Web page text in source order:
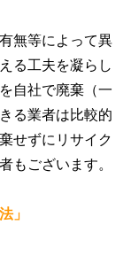
無等によって異
る工夫を凝らし
自社で廃棄（一
る業者は比較的
せずにリサイク
もございます。
」